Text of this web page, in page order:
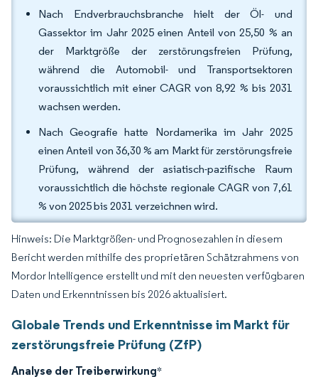
Nach Endverbrauchsbranche hielt der Öl- und
Gassektor im Jahr 2025 einen Anteil von 25,50 % an
der Marktgröße der zerstörungsfreien Prüfung,
während die Automobil- und Transportsektoren
voraussichtlich mit einer CAGR von 8,92 % bis 2031
wachsen werden.
Nach Geografie hatte Nordamerika im Jahr 2025
einen Anteil von 36,30 % am Markt für zerstörungsfreie
Prüfung, während der asiatisch-pazifische Raum
voraussichtlich die höchste regionale CAGR von 7,61
% von 2025 bis 2031 verzeichnen wird.
Hinweis: Die Marktgrößen- und Prognosezahlen in diesem
Bericht werden mithilfe des proprietären Schätzrahmens von
Mordor Intelligence erstellt und mit den neuesten verfügbaren
Daten und Erkenntnissen bis 2026 aktualisiert.
Globale Trends und Erkenntnisse im Markt für
zerstörungsfreie Prüfung (ZfP)
Analyse der Treiberwirkung*